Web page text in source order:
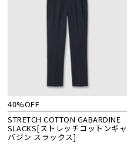
40%OFF
STRETCH COTTON GABARDINE
SLACKS[ストレッチコットンギャ
バジン スラックス]